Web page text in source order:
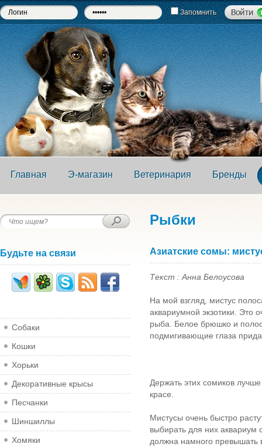
Запомнить
Главная Э-магазин Ветеринария Бренды
Будьте на связи
Собаки
Кошки
Хорьки
Декоративные крысы
Песчанки
Шиншиллы
Хомяки
Рыбки
Азиатские сомы:
Текст : Анна Белоусова
На мой взгляд, мистус
аквариумной экзотики. Это
рыба. Белое брюшко и
подмигивающие глаза
Держать этих сомиков лучше
красе.
Мистусы очень быстро
выбирать для них
должна намного превышать